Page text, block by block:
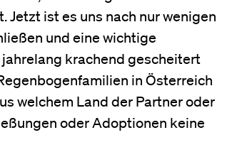
ist es uns nach nur wenigen
und eine wichtige
krachend gescheitert
in Österreich
welchem Land der Partner oder
oder Adoptionen keine